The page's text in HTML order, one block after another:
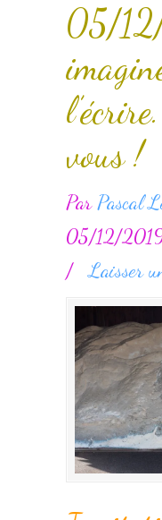
05/
vous !
Par Pascal
05/12/
/Laisser